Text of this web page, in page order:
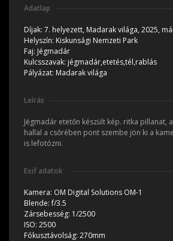
Adatlap
Díjak: 7. helyezett, Madarak világa, 2025,
Helyszín: Kiskunsági Nemzeti Park
Faj: Jégmadár
Kulcsszavak: jégmadár,etetés,tél,rablás
Pályázat: Madarak világa
Leírás
Jégmadár etetőn készült kép. ritka pillanat,
hallal a csőrében pont szembe jön ki a
is lefotózni.
Exif adatok
Kamera: OM Digital Solutions OM-1
Blende:f/3.5
Zársebesség: 1/2500
ISO: 2500
Fókusztávolság: 270mm